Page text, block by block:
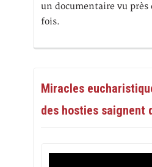
un documentaire vu près
fois.
Miracles
des hosties saignent